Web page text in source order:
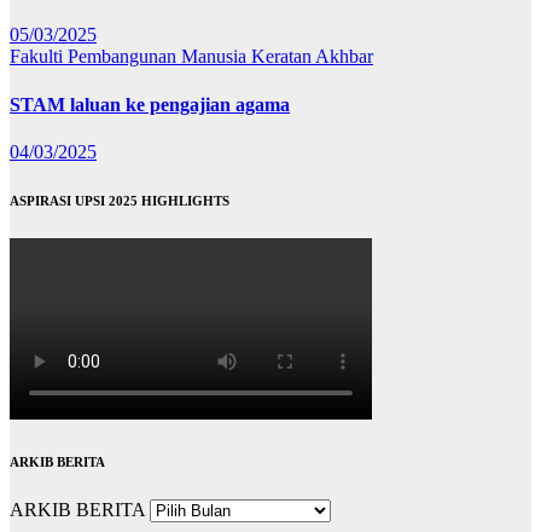
05/03/2025
Fakulti Pembangunan Manusia Keratan Akhbar
STAM laluan ke pengajian agama
04/03/2025
ASPIRASI UPSI 2025 HIGHLIGHTS
ARKIB BERITA
ARKIB BERITA